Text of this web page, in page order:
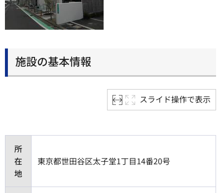
施設の基本情報
スライド操作で表示
所
在
地
東京都世田谷区太子堂1丁目14番20号